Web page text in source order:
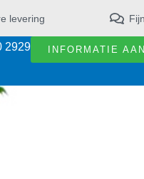
levering
2929 INFORMATIE